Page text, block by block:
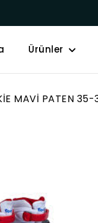
Ürünler
MAVİ PATEN 35-